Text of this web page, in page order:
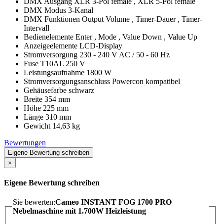
DMX Modus 3-Kanal
DMX Funktionen Output Volume , Timer-Dauer , Timer-
Intervall
Bedienelemente Enter , Mode , Value Down , Value Up
Anzeigeelemente LCD-Display
Stromversorgung 230 - 240 V AC / 50 - 60 Hz
Fuse T10AL 250 V
Leistungsaufnahme 1800 W
Stromversorgungsanschluss Powercon kompatibel
Gehäusefarbe schwarz
Breite 354 mm
Höhe 225 mm
Länge 310 mm
Gewicht 14,63 kg
Bewertungen
Eigene Bewertung schreiben
×
Eigene Bewertung schreiben
Sie bewerten:Cameo INSTANT FOG 1700 PRO
Nebelmaschine mit 1.700W Heizleistung